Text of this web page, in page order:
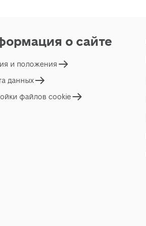
о сайте
и положения
данных
файлов cookie